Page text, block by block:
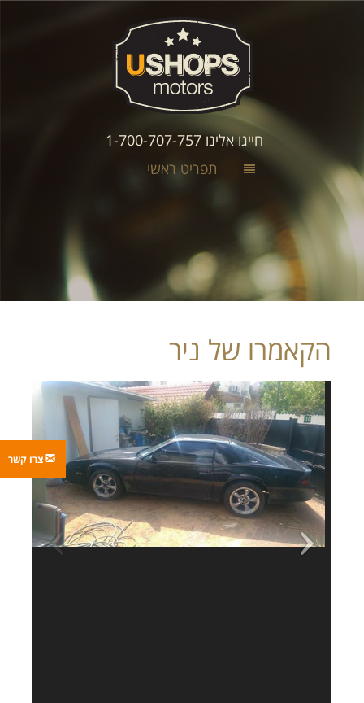
חייגו אלינו 1-700-707-757
תפריט ראשי
הקאמרו של ניר
צרו קשר